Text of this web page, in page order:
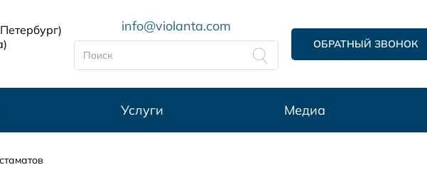
info@violanta.com
ОБРАТНЫЙ ЗВОНОК
Услуги Медиа